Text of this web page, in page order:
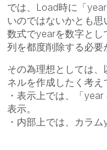
では、Load時に「
いのではないかとも思
数式でyearを数字と
列を都度削除する必要
その為理想としては
ネルを作成したく考え
・表示上では、「
表示。
・内部上では、カラ